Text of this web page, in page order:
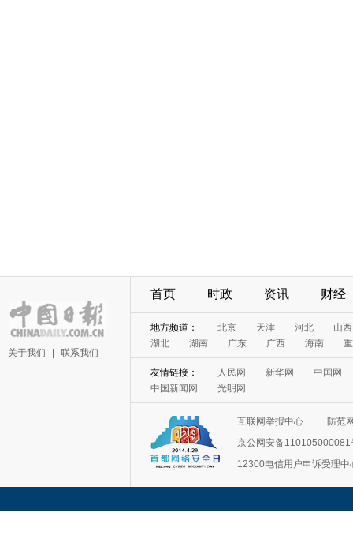
关于我们 联系我们
首页 时政 资讯 财经
地方频道： 北京 天津 河北
山西
湖北
湖南 广东 广西 海南
友情链接： 人民网 新华网
中国网
中国新闻网
光明网
互联网举报中心
防范
京公网安备110105000081
12300电信用户申诉受理中